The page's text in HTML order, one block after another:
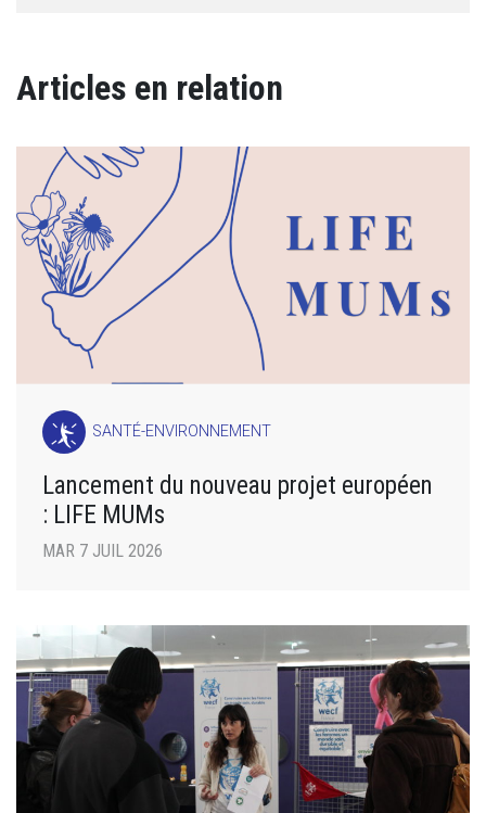
Articles en relation
SANTÉ-ENVIRONNEMENT
Lancement du nouveau projet européen
: LIFE MUMs
MAR 7 JUIL 2026